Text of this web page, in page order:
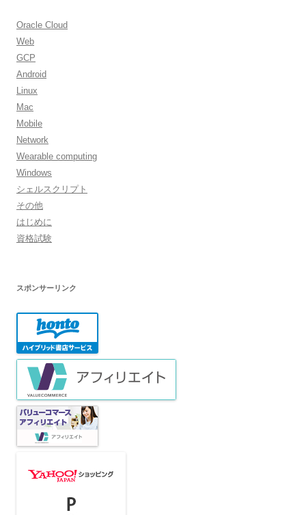
Oracle Cloud
Web
GCP
Android
Linux
Mac
Mobile
Network
Wearable computing
Windows
シェルスクリプト
その他
はじめに
資格試験
スポンサーリンク